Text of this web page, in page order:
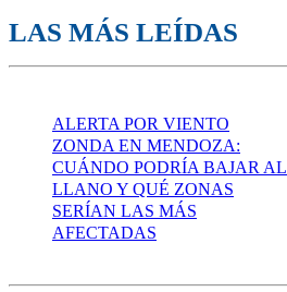
LAS MÁS LEÍDAS
ALERTA POR VIENTO
ZONDA EN MENDOZA:
CUÁNDO PODRÍA BAJAR AL
LLANO Y QUÉ ZONAS
SERÍAN LAS MÁS
AFECTADAS